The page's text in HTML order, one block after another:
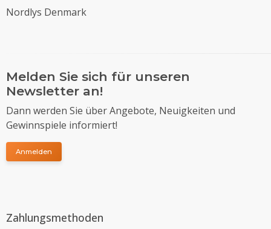
Nordlys Denmark
Melden Sie sich für unseren
Newsletter an!
Dann werden Sie über Angebote, Neuigkeiten und
Gewinnspiele informiert!
Anmelden
Zahlungsmethoden